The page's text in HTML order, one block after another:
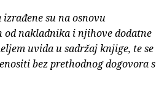
su na osnovu
nakladnika i njihove dodatne
uvida u sadržaj knjige, te se
bez prethodnog dogovora s